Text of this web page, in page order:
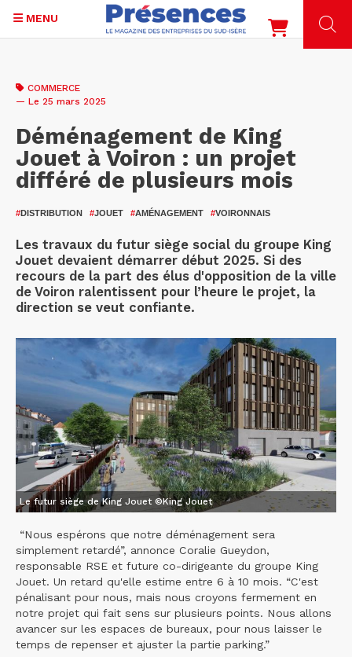
contenu
MENU
COMMERCE
— Le 25 mars 2025
Déménagement de King
Jouet à Voiron : un projet
différé de plusieurs mois
#DISTRIBUTION #JOUET #AMÉNAGEMENT #VOIRONNAIS
Les travaux du futur siège social du groupe King
Jouet devaient démarrer début 2025. Si des
recours de la part des élus d'opposition de la ville
de Voiron ralentissent pour l’heure le projet, la
direction se veut confiante.
Le futur siège de King Jouet ©King Jouet
“Nous espérons que notre déménagement sera
simplement retardé”, annonce Coralie Gueydon,
responsable RSE et future co-dirigeante du groupe King
Jouet. Un retard qu'elle estime entre 6 à 10 mois. “C'est
pénalisant pour nous, mais nous croyons fermement en
notre projet qui fait sens sur plusieurs points. Nous allons
avancer sur les espaces de bureaux, pour nous laisser le
temps de repenser et ajuster la partie parking.”